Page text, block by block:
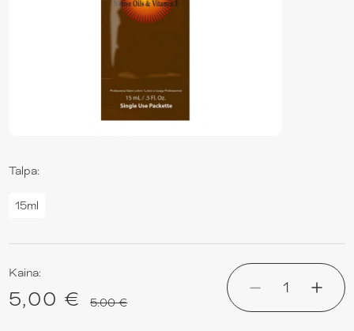
Talpa:
15ml
Kaina:
5,00 € 5.00 €
1